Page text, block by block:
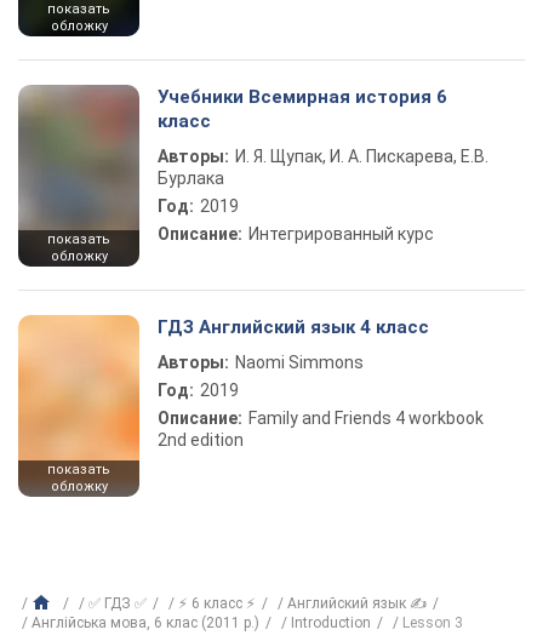
показать
обложку
показать
обложку
Учебники Всемирная история 6
класс
Авторы: И. Я. Щупак, И. А. Пискарева, Е.В.
Бурлака
Год: 2019
Описание: Интегрированный курс
показать
обложку
ГДЗ Английский язык 4 класс
Авторы: Naomi Simmons
Год: 2019
Описание: Family and Friends 4 workbook
2nd edition
✅ ГДЗ ✅ ⚡ 6 класс ⚡
Английский язык ✍
Англійська мова, 6 клас (2011 р.)
Introduction Lesson 3